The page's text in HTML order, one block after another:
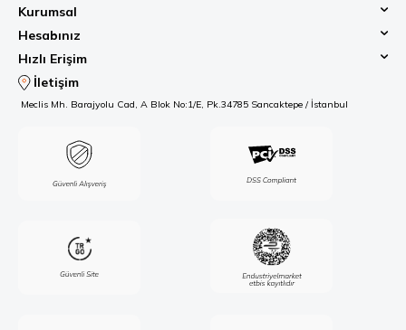
Kurumsal
Hesabınız
Hızlı Erişim
İletişim
Meclis Mh. Barajyolu Cad, A Blok No:1/E, Pk.34785 Sancaktepe / İstanbul